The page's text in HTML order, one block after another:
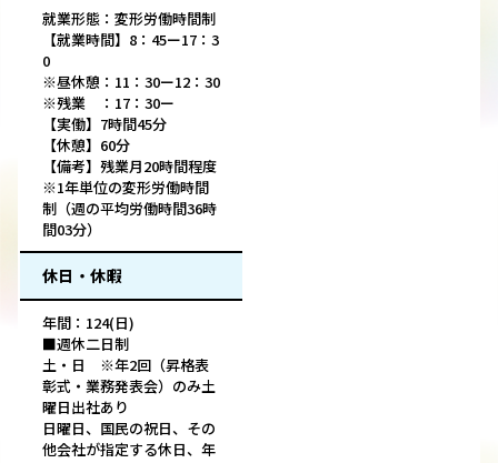
就業形態：変形労働時間制
【就業時間】8：45ー17：3
0
※昼休憩：11：30ー12：30
※残業 ：17：30ー
【実働】7時間45分
【休憩】60分
【備考】残業月20時間程度
※1年単位の変形労働時間
制（週の平均労働時間36時
間03分）
休日・休暇
年間：124(日)
■週休二日制
土・日 ※年2回（昇格表
彰式・業務発表会）のみ土
曜日出社あり
日曜日、国民の祝日、その
他会社が指定する休日、年